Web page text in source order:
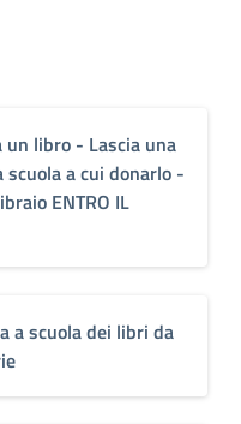
libro - Lascia una
a cui donarlo -
ENTRO IL
a scuola dei libri da